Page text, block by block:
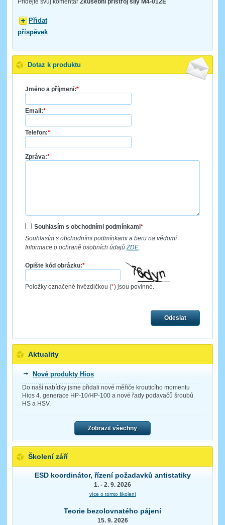
Přidejte svůj komentář Zkušební přístroj síly M4-012E
Přidat
příspěvek
Dotaz k produktu
Jméno a příjmení:*
Email:*
Telefon:*
Zpráva:*
Souhlasím s obchodními podmínkami*
Souhlasím s obchodními podmínkami a beru na vědomí
Informace o ochraně osobních údajů ZDE
Opište kód obrázku:*
Položky označené hvězdičkou (*) jsou povinné.
Odeslat
Aktuality
Nové produkty Hios
Do naší nabídky jsme přidali nové měřiče krouticího momentu
Hios 4. generace HP-10/HP-100 a nové řady podavačů šroubů
HS a HSV.
Zobrazit všechny
Školení září
ESD koordinátor, řízení požadavků antistatiky
1. - 2. 9. 2026
více o tomto školení
Teorie bezolovnatého pájení
15. 9. 2026